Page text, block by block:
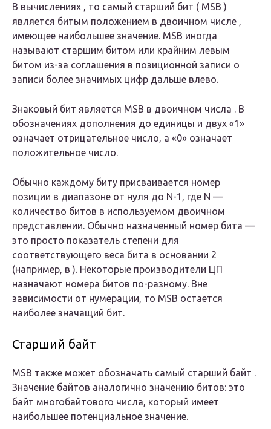
В вычислениях , то самый старший бит ( MSB )
является битым положением в двоичном числе ,
имеющее наибольшее значение. MSB иногда
называют старшим битом или крайним левым
битом из-за соглашения в позиционной записи о
записи более значимых цифр дальше влево.
Знаковый бит является MSB в двоичном числа . В
обозначениях дополнения до единицы и двух «1»
означает отрицательное число, а «0» означает
положительное число.
Обычно каждому биту присваивается номер
позиции в диапазоне от нуля до N-1, где N —
количество битов в используемом двоичном
представлении. Обычно назначенный номер бита —
это просто показатель степени для
соответствующего веса бита в основании 2
(например, в ). Некоторые производители ЦП
назначают номера битов по-разному. Вне
зависимости от нумерации, то MSB остается
наиболее значащий бит.
Старший байт
MSB также может обозначать самый старший байт .
Значение байтов аналогично значению битов: это
байт многобайтового числа, который имеет
наибольшее потенциальное значение.